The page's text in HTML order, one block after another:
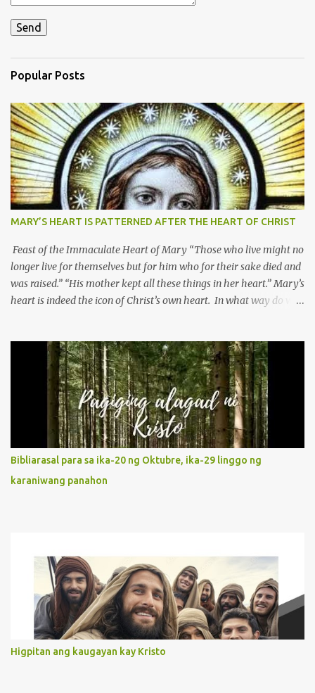
Popular Posts
MARY’S HEART IS PATTERNED AFTER THE HEART OF CHRIST
Feast of the Immaculate Heart of Mary “Those who live might no
longer live for themselves but for him who for their sake died and
was raised.” “His mother kept all these things in her heart.” Mary’s
heart is indeed the icon of Christ’s own heart. In what way do we
Without questions whatsoever, let us orient ourselves to follow
Jesus, not stick on our own. 2. Her servanthood is unquestionable.
It is like Jesus who did the Father’s will with his whole life. May
our actions and words would likewise mirror Jesus’ words and
actions. 3. She has a pondering heart. Her human heart, though
limited in understanding, becomes limitless because of its
orientation to follow her Son wherever he goes. At the end of our
lives, as we review all the events that happened to us, may we
discern to take the right path that leads to Jesus....
Bibliarasal para sa ika-20 ng Oktubre, ika-29 linggo ng
karaniwang panahon
Higpitan ang kaugayan kay Kristo